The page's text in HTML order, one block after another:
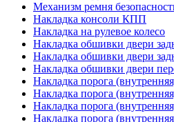
Механизм ремня
Накладка консоли КПП
Накладка на рулевое колесо
Накладка обшивки двери
Накладка обшивки двери
Накладка обшивки двери
Накладка порога
Накладка порога
Накладка порога
Накладка порога